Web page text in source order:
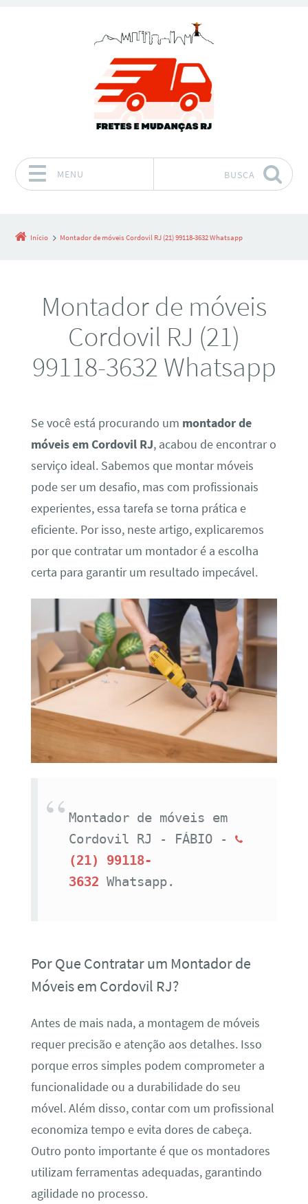
MENU BUSCA
Início Montador de móveis Cordovil RJ (21) 99118-3632 Whatsapp
Montador de móveis
Cordovil RJ (21)
99118-3632 Whatsapp
Se você está procurando um montador de
móveis em Cordovil RJ, acabou de encontrar o
serviço ideal. Sabemos que montar móveis
pode ser um desafio, mas com profissionais
experientes, essa tarefa se torna prática e
eficiente. Por isso, neste artigo, explicaremos
por que contratar um montador é a escolha
certa para garantir um resultado impecável.
Montador de móveis em
Cordovil RJ - FÁBIO -
(21) 99118-
3632 Whatsapp.
Por Que Contratar um Montador de
Móveis em Cordovil RJ?
Antes de mais nada, a montagem de móveis
requer precisão e atenção aos detalhes. Isso
porque erros simples podem comprometer a
funcionalidade ou a durabilidade do seu
móvel. Além disso, contar com um profissional
economiza tempo e evita dores de cabeça.
Outro ponto importante é que os montadores
utilizam ferramentas adequadas, garantindo
agilidade no processo.